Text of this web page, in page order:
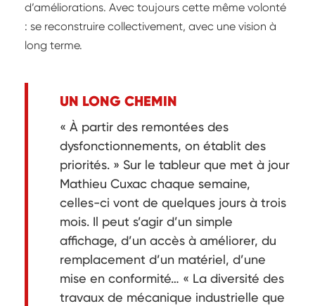
d’améliorations. Avec toujours cette même volonté
: se reconstruire collectivement, avec une vision à
long terme.
UN LONG CHEMIN
« À partir des remontées des
dysfonctionnements, on établit des
priorités. » Sur le tableur que met à jour
Mathieu Cuxac chaque semaine,
celles-ci vont de quelques jours à trois
mois. Il peut s’agir d’un simple
affichage, d’un accès à améliorer, du
remplacement d’un matériel, d’une
mise en conformité… « La diversité des
travaux de mécanique industrielle que